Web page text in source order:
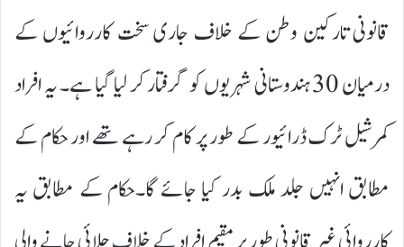
قانونی تارکین وطن کے خلاف جاری سخت کارروائیوں کے
درمیان 30 ہندوستانی شہریوں کو گرفتار کر لیا گیا ہے۔ یہ افراد
کمرشیل ٹرک ڈرائیور کے طور پر کام کر رہے تھے اور حکام کے
مطابق انہیں جلد ملک بدر کیا جائے گا۔حکام کے مطابق یہ